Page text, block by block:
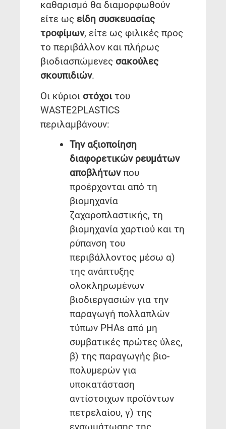
καθαρισμό θα διαμορφωθούν
είτε ως είδη συσκευασίας
τροφίμων, είτε ως φιλικές προς
το περιβάλλον και πλήρως
βιοδιασπώμενες σακούλες
σκουπιδιών.
Οι κύριοι στόχοιτου
WASTE2PLASTICS
περιλαμβάνουν:
Την αξιοποίηση
διαφορετικών ρευμάτων
αποβλήτωνπου
προέρχονται από τη
βιομηχανία
ζαχαροπλαστικής, τη
βιομηχανία χαρτιού και τη
ρύπανση του
περιβάλλοντος μέσω α)
της ανάπτυξης
ολοκληρωμένων
βιοδιεργασιών για την
παραγωγή πολλαπλών
τύπων PHAs από μη
συμβατικές πρώτες ύλες,
β) της παραγωγής βιο-
πολυμερών για
υποκατάσταση
αντίστοιχων προϊόντων
πετρελαίου, γ) της